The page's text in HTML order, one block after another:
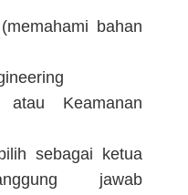
bahan
atau Keamanan
sebagai ketua
jawab